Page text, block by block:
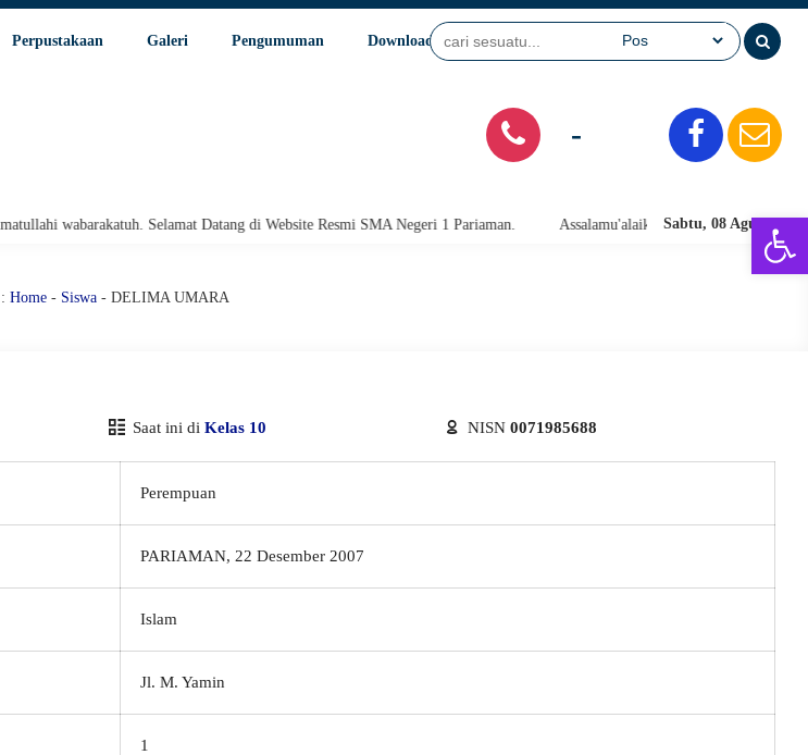
Perpustakaan Galeri Pengumuman Download Video
-
Sabtu, 08 Agu 2026
wabarakatuh. Selamat Datang di Website Resmi SMA Negeri 1 Pariaman. Assalamu'alaikum warahmatullahi
Home- Siswa- DELIMA UMARA
Saat ini di Kelas 10 NISN 0071985688
Perempuan
PARIAMAN, 22 Desember 2007
Islam
Jl. M. Yamin
1